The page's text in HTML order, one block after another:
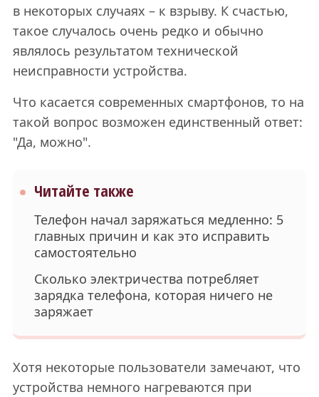
в некоторых случаях – к взрыву. К счастью,
такое случалось очень редко и обычно
являлось результатом технической
неисправности устройства.
Что касается современных смартфонов, то на
такой вопрос возможен единственный ответ:
"Да, можно".
Читайте также
Телефон начал заряжаться медленно: 5
главных причин и как это исправить
самостоятельно
Сколько электричества потребляет
зарядка телефона, которая ничего не
заряжает
Хотя некоторые пользователи замечают, что
устройства немного нагреваются при